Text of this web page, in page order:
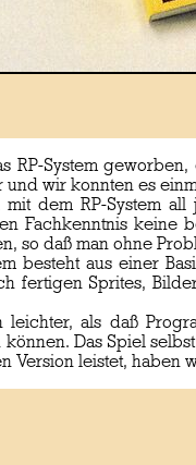
System
wir konnten es
dem RP-System
Fachkenntnis
so daß man ohne
besteht aus einer
fertigen Sprites,
leichter, als daß
Das Spiel
Version leistet,